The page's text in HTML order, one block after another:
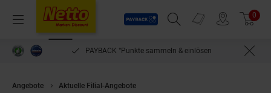
Menü
Payback
Suchfeld einblenden
Prospekte 0
PAYBACK °Punkte sammeln & einlösen
Angebote Aktuelle Filial-Angebote